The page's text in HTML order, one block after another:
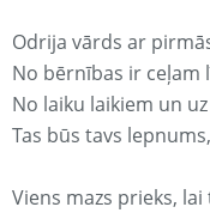
Odrija vārds ar
No bērnības ir ceļam
No laiku laikiem un
Tas būs tavs
Viens mazs prieks,